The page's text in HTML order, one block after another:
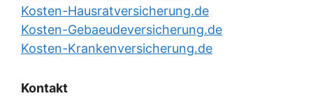
Kosten-Hausratversicherung.de
Kosten-Gebaeudeversicherung.de
Kosten-Krankenversicherung.de
Kontakt